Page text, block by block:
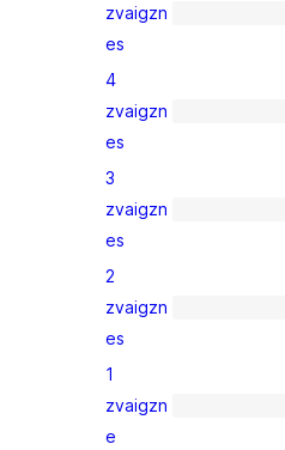
1
5-
star
review
zvaigzn
es
0
4-
star
reviews
4
zvaigzn
es
0
3-
star
reviews
3
zvaigzn
es
0
2-
star
reviews
2
zvaigzn
es
0
1
zvaigzn
e